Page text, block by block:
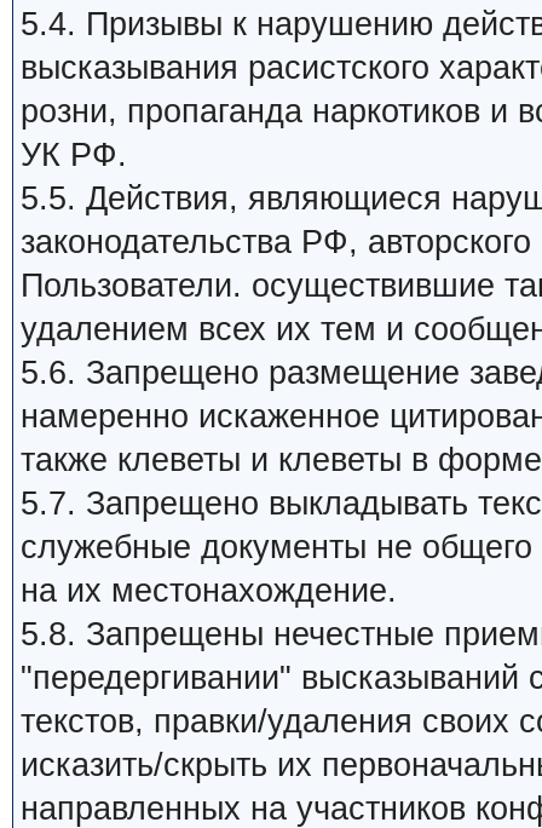
5.4. Призывы к нарушению
высказывания расистского
розни, пропаганда наркотиков и
УК РФ.
5.5. Действия, являющиеся
законодательства РФ,
Пользователи. осуществившие
удалением всех их тем и
5.6. Запрещено размещение
намеренно искаженное
также клеветы и клеветы в
5.7. Запрещено выкладывать
служебные документы не
на их местонахождение.
5.8. Запрещены нечестные
"передергивании"
текстов, правки/удаления
исказить/скрыть их
направленных на участников